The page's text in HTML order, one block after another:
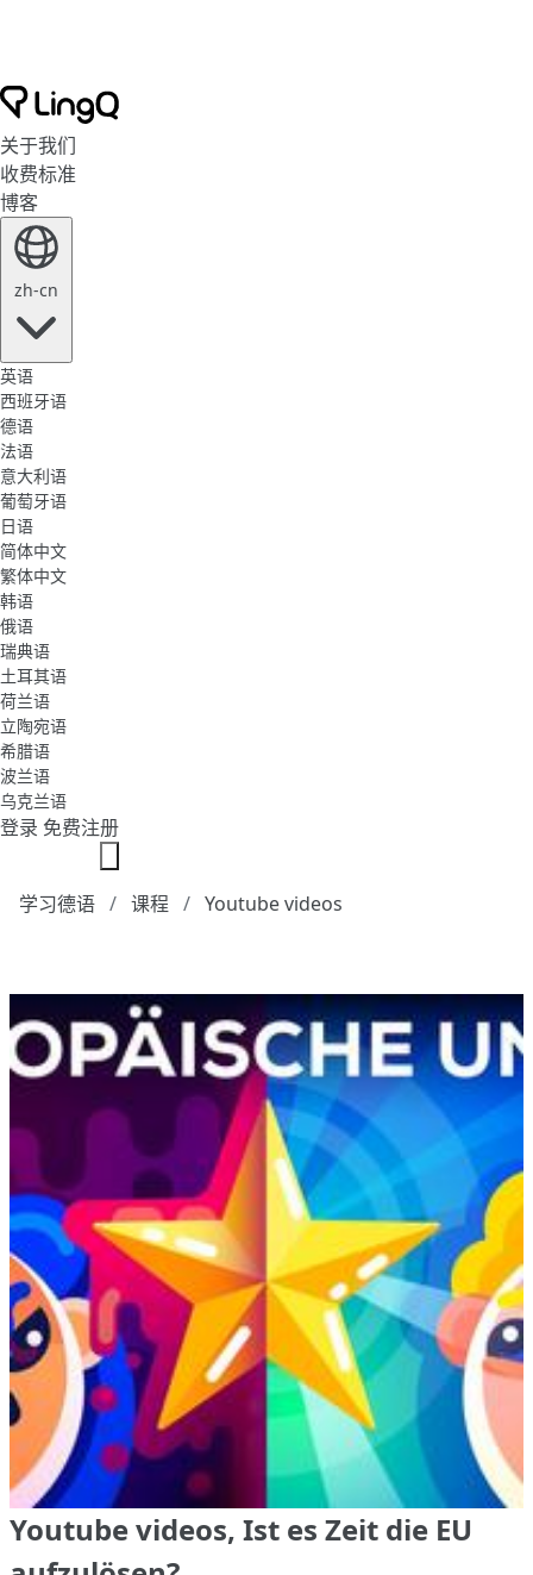
关于我们
收费标准
博客
zh-cn
英语
西班牙语
德语
法语
意大利语
葡萄牙语
日语
简体中文
繁体中文
韩语
俄语
瑞典语
土耳其语
荷兰语
立陶宛语
希腊语
波兰语
乌克兰语
登录 免费注册
学习德语 课程 Youtube videos
Youtube videos, Ist es Zeit die EU